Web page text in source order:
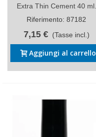
Extra Thin Cement 40 ml.
Riferimento: 87182
7,15 € (Tasse incl.)
Aggiungi al carrello